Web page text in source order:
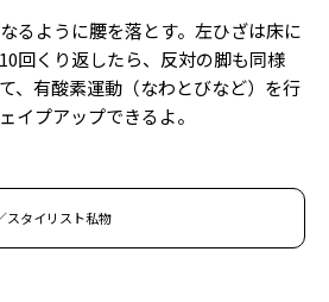
るように腰を落とす。左ひざは床に
回くり返したら、反対の脚も同様
、有酸素運動（なわとびなど）を行
イプアップできるよ。
スタイリスト私物